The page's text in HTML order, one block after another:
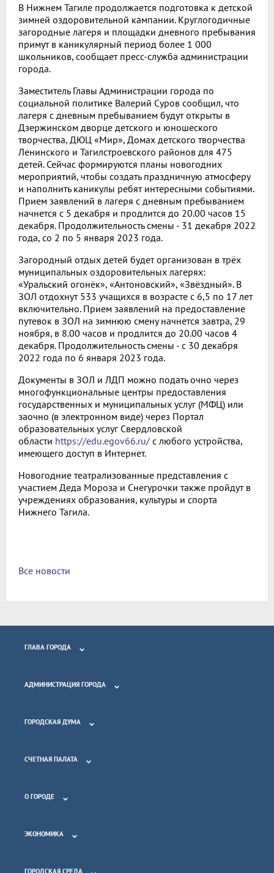
В Нижнем Тагиле продолжается подготовка к детской
зимней оздоровительной кампании. Круглогодичные
загородные лагеря и площадки дневного пребывания
примут в каникулярный период более 1 000
школьников, сообщает пресс-служба администрации
города.
Заместитель Главы Администрации города по
социальной политике Валерий Суров сообщил, что
лагеря с дневным пребыванием будут открыты в
Дзержинском дворце детского и юношеского
творчества, ДЮЦ «Мир», Домах детского творчества
Ленинского и Тагилстроевского районов для 475
детей. Сейчас формируются планы новогодних
мероприятий, чтобы создать праздничную атмосферу
и наполнить каникулы ребят интересными событиями.
Прием заявлений в лагеря с дневным пребыванием
начнется с 5 декабря и продлится до 20.00 часов 15
декабря. Продолжительность смены - 31 декабря 2022
года, со 2 по 5 января 2023 года.
Загородный отдых детей будет организован в трёх
муниципальных оздоровительных лагерях:
«Уральский огонёк», «Антоновский», «Звёздный». В
ЗОЛ отдохнут 533 учащихся в возрасте с 6,5 по 17 лет
включительно. Прием заявлений на предоставление
путевок в ЗОЛ на зимнюю смену начнется завтра, 29
ноября, в 8.00 часов и продлится до 20.00 часов 4
декабря. Продолжительность смены - с 30 декабря
2022 года по 6 января 2023 года.
Документы в ЗОЛ и ЛДП можно подать очно через
многофункциональные центры предоставления
государственных и муниципальных услуг (МФЦ) или
заочно (в электронном виде) через Портал
образовательных услуг Свердловской
области https://edu.egov66.ru/ с любого устройства,
имеющего доступ в Интернет.
Новогодние театрализованные представления с
участием Деда Мороза и Снегурочки также пройдут в
учреждениях образования, культуры и спорта
Нижнего Тагила.
Все новости
ГЛАВА ГОРОДА
АДМИНИСТРАЦИЯ ГОРОДА
ГОРОДСКАЯ ДУМА
СЧЕТНАЯ ПАЛАТА
О ГОРОДЕ
ЭКОНОМИКА
ГОРОДСКАЯ СРЕДА